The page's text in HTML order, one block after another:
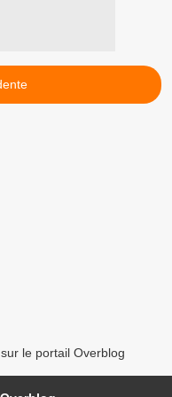
le portail Overblog